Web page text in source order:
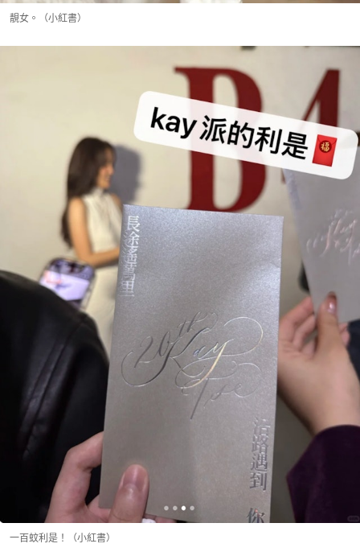
靚女。（小紅書）
一百蚊利是！（小紅書）